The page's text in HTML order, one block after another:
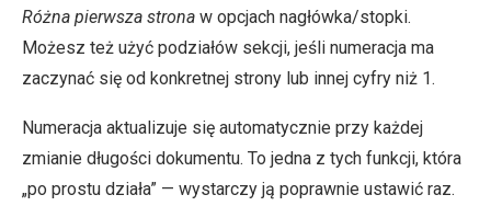
Różna pierwsza strona w opcjach nagłówka/stopki.
Możesz też użyć podziałów sekcji, jeśli numeracja ma
zaczynać się od konkretnej strony lub innej cyfry niż 1.
Numeracja aktualizuje się automatycznie przy każdej
zmianie długości dokumentu. To jedna z tych funkcji, która
„po prostu działa” — wystarczy ją poprawnie ustawić raz.